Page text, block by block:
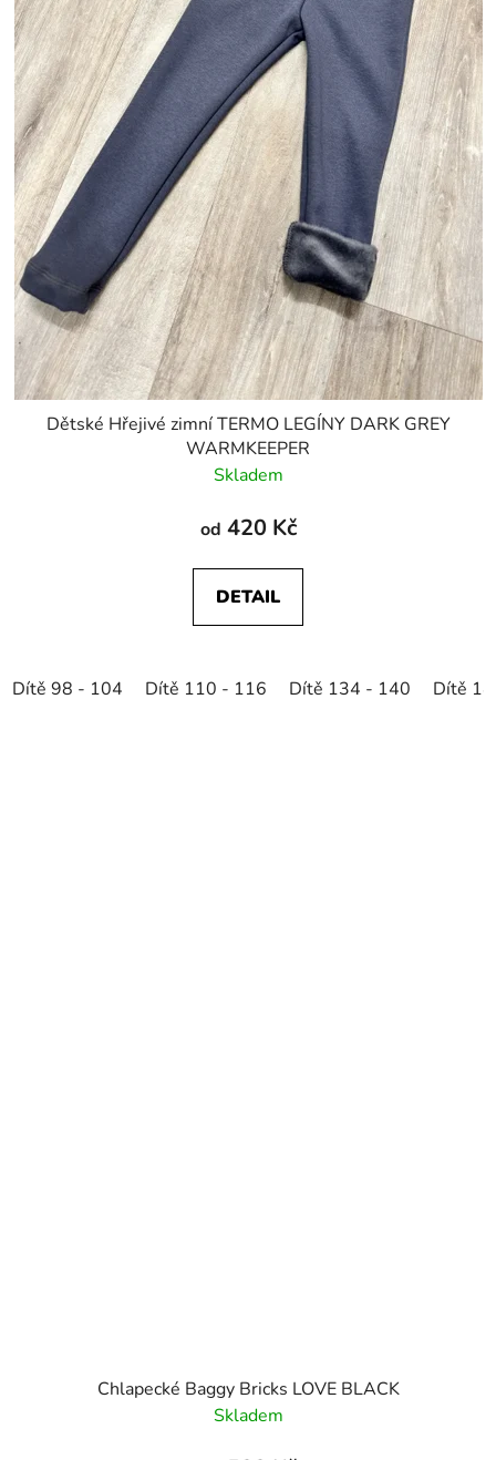
Dětské Hřejivé zimní TERMO LEGÍNY DARK GREY
WARMKEEPER
Skladem
od 420 Kč
DETAIL
Dítě 98 - 104 Dítě 110 - 116 Dítě 134 - 140 Dítě
Chlapecké Baggy Bricks LOVE BLACK
Skladem